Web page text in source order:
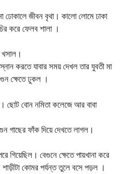
ঢোকালে জীবন বৃথা। কালো লোমে ঢাকা
করে ফেলব শালা ।
খসাল।
করতে যাবার সময় দেখল তার যুবতী মা
ক্ষেতে ঢুকল ।
ছোট বোন নমিতা কলেজে আর বাবা
গাছের ফাঁক দিয়ে দেখতে লাগল।
গিয়েছিল। বেগুনে ক্ষেতে পায়খানা করে
কোমর পর্যন্ত তুলে বসে পড়ল ।